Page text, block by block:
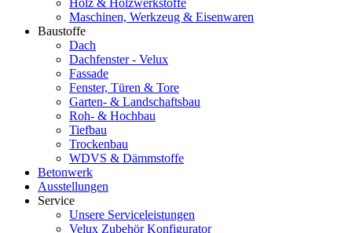
Maschinen, Werkzeug & Eisenwaren
Baustoffe
Dach
Dachfenster - Velux
Fassade
Fenster, Türen & Tore
Garten- & Landschaftsbau
Roh- & Hochbau
Tiefbau
Trockenbau
WDVS & Dämmstoffe
Betonwerk
Ausstellungen
Service
Unsere Serviceleistungen
Velux Zubehör Konfigurator